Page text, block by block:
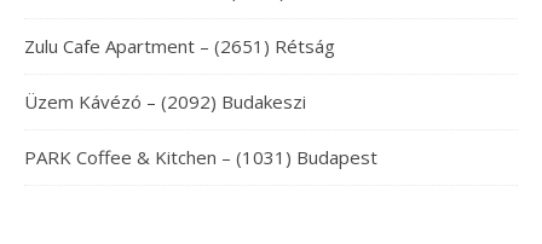
Zulu Cafe Apartment – (2651) Rétság
Üzem Kávézó – (2092) Budakeszi
PARK Coffee & Kitchen – (1031) Budapest